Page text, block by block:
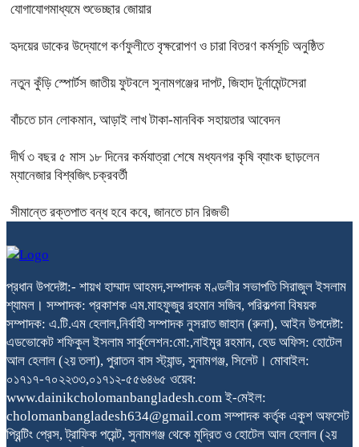
যোগাযোগমাধ্যমে শুভেচ্ছার জোয়ার
হৃদয়ের ডাকের উদ্যোগে কর্ণফুলীতে বৃক্ষরোপণ ও চারা বিতরণ কর্মসূচি অনুষ্ঠিত
নতুন কুঁড়ি স্পোর্টস জাতীয় ফুটবলে সুনামগঞ্জের দাপট, জিহাদ টুর্নামেন্টসেরা
বাঁচতে চান লোকমান, আড়াই লাখ টাকা-মানবিক সহায়তার আবেদন
দীর্ঘ ৩ বছর ৫ মাস ১৮ দিনের কর্মযাত্রা শেষে মধ্যনগর কৃষি ব্যাংক ছাড়লেন
ম্যানেজার বিশ্বজিৎ চক্রবর্তী
সীমান্তে রক্তপাত বন্ধ হবে কবে, জানতে চান রিজভী
প্রধান উপদেষ্টা:- শায়খ হাম্মাদ আহমদ,সম্পাদক মণ্ডলীর সভাপতি সিরাজুল ইসলাম
শ্যামল। সম্পাদক: প্রকাশক এম.মাহফুজুর রহমান সজিব, পরিকল্পনা বিষয়ক
সম্পাদক: এ.টি.এম হেলাল,নির্বাহী সম্পাদক নুসরাত জাহান (রুনা), আইন উপদেষ্টা:
এডভোকেট শফিকুল ইসলাম সার্কুলেশন:মো:,নাইমুর রহমান, হেড অফিস: হোটেল
আল হেলাল (২য় তলা), পুরাতন বাস স্ট্যান্ড, সুনামগঞ্জ, সিলেট। মোবাইল:
০১৭১৭-৭০২২৩৩,০১৭১২-৫৫৬৪৬৫ ওয়েব:
www.dainikcholomanbangladesh.com ই-মেইল:
cholomanbangladesh634@gmail.com সম্পাদক কর্তৃক একুশ অফসেট
প্রিন্টিং প্রেস, ট্রাফিক পয়েন্ট, সুনামগঞ্জ থেকে মুদ্রিত ও হোটেল আল হেলাল (২য়